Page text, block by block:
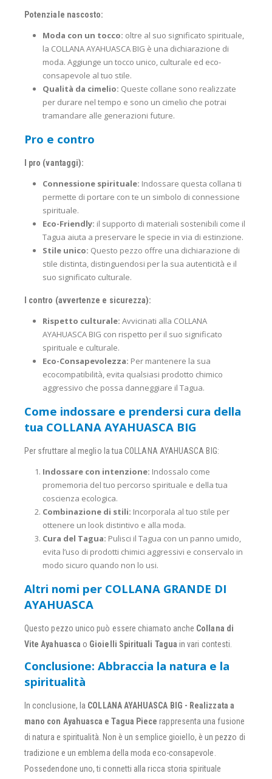
Potenziale nascosto:
Moda con un tocco: oltre al suo significato spirituale,
la COLLANA AYAHUASCA BIG è una dichiarazione di
moda. Aggiunge un tocco unico, culturale ed eco-
consapevole al tuo stile.
Qualità da cimelio: Queste collane sono realizzate
per durare nel tempo e sono un cimelio che potrai
tramandare alle generazioni future.
Pro e contro
I pro (vantaggi):
Connessione spirituale: Indossare questa collana ti
permette di portare con te un simbolo di connessione
spirituale.
Eco-Friendly: il supporto di materiali sostenibili come il
Tagua aiuta a preservare le specie in via di estinzione.
Stile unico: Questo pezzo offre una dichiarazione di
stile distinta, distinguendosi per la sua autenticità e il
suo significato culturale.
I contro (avvertenze e sicurezza):
Rispetto culturale: Avvicinati alla COLLANA
AYAHUASCA BIG con rispetto per il suo significato
spirituale e culturale.
Eco-Consapevolezza: Per mantenere la sua
ecocompatibilità, evita qualsiasi prodotto chimico
aggressivo che possa danneggiare il Tagua.
Come indossare e prendersi cura della
tua COLLANA AYAHUASCA BIG
Per sfruttare al meglio la tua COLLANA AYAHUASCA BIG:
Indossare con intenzione: Indossalo come
promemoria del tuo percorso spirituale e della tua
coscienza ecologica.
Combinazione di stili: Incorporala al tuo stile per
ottenere un look distintivo e alla moda.
Cura del Tagua: Pulisci il Tagua con un panno umido,
evita l’uso di prodotti chimici aggressivi e conservalo in
modo sicuro quando non lo usi.
Altri nomi per COLLANA GRANDE DI
AYAHUASCA
Questo pezzo unico può essere chiamato anche Collana di
Vite Ayahuasca o Gioielli Spirituali Tagua in vari contesti.
Conclusione: Abbraccia la natura e la
spiritualità
In conclusione, la COLLANA AYAHUASCA BIG - Realizzata a
mano con Ayahuasca e Tagua Piece rappresenta una fusione
di natura e spiritualità. Non è un semplice gioiello, è un pezzo di
tradizione e un emblema della moda eco-consapevole.
Possedendone uno, ti connetti alla ricca storia spirituale